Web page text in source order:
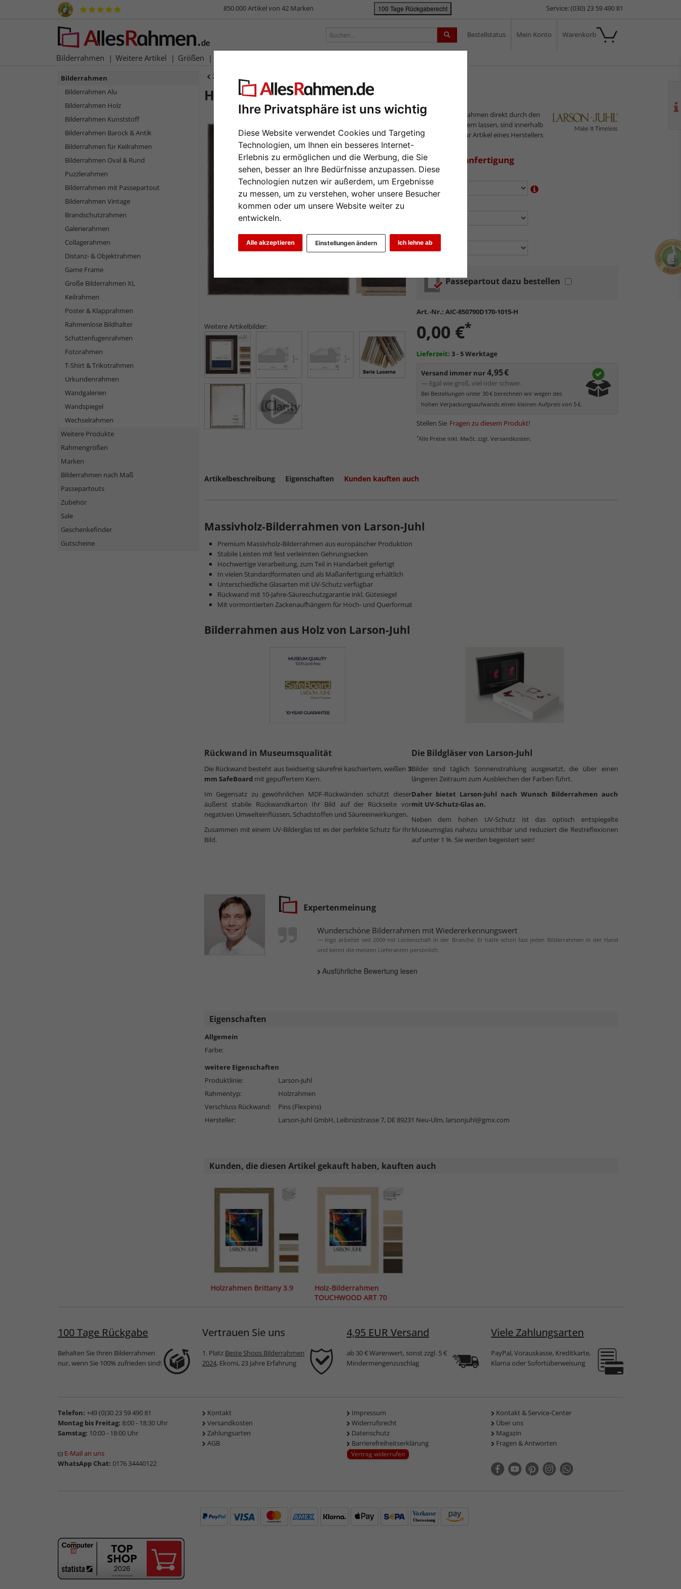
Ihre Privatsphäre ist uns wichtig
Diese Website verwendet Cookies und Targeting
Technologien, um Ihnen ein besseres Internet-
Erlebnis zu ermöglichen und die Werbung, die Sie
sehen, besser an Ihre Bedürfnisse anzupassen. Diese
Technologien nutzen wir außerdem, um Ergebnisse
zu messen, um zu verstehen, woher unsere Besucher
kommen oder um unsere Website weiter zu
entwickeln.
Alle akzeptieren Ich lehne ab
Einstellungen ändern
850.000 Artikel von 42 Marken 100 Tage Rückgaberecht Service: (030) 23 59 490 81
Bestellstatus Mein Konto Warenkorb
Bilderrahmen Weitere Artikel Größen
Zurück
Holzrahmen LUCERNE 9,3
Weitere Artikelbilder:
Da wir die Bilderrahmen direkt durch den
Hersteller ausliefern lassen, sind innerhalb
eines Auftrags nur Artikel eines Herstellers
zur Maßanfertigung
Format wählen:
Glasart wählen:
Passepartout dazu bestellen
Art.-Nr.: AIC-850790D170-1015-H
0,00 €*
Lieferzeit: 3 - 5 Werktage
Versand immer nur4,95 €
— Egal wie groß, viel oder schwer.
Bei Bestellungen unter 30 € berechnen wir wegen des
hohen Verpackungsaufwands einen kleinen Aufpreis von 5 €.
Stellen Sie Fragen zu diesem Produkt!
*Alle Preise inkl. MwSt. zzgl. Versandkosten.
Artikelbeschreibung Eigenschaften Kunden kauften auch
Massivholz-Bilderrahmen von Larson-Juhl
Premium Massivholz-Bilderrahmen aus europäischer Produktion
Stabile Leisten mit fest verleimten Gehrungsecken
Hochwertige Verarbeitung, zum Teil in Handarbeit gefertigt
In vielen Standardformaten und als Maßanfertigung erhältlich
Unterschiedliche Glasarten mit UV-Schutz verfügbar
Rückwand mit 10-Jahre-Säureschutzgarantie inkl. Gütesiegel
Mit vormontierten Zackenaufhängern für Hoch- und Querformat
Bilderrahmen aus Holz von Larson-Juhl
Rückwand in Museumsqualität
Die Rückwand besteht aus beidseitig säurefrei kaschiertem, weißen 3
mm SafeBoard mit gepuffertem Kern.
Im Gegensatz zu gewöhnlichen MDF-Rückwänden schützt dieser
äußerst stabile Rückwandkarton Ihr Bild auf der Rückseite vor
negativen Umwelteinflüssen, Schadstoffen und Säureeinwirkungen.
Zusammen mit einem UV-Bilderglas ist es der perfekte Schutz für Ihr
Bild.
Die Bildgläser von Larson-Juhl
Bilder sind täglich Sonnenstrahlung ausgesetzt, die über einen
längeren Zeitraum zum Ausbleichen der Farben führt.
Daher bietet Larson-Juhl nach Wunsch Bilderrahmen auch
mit UV-Schutz-Glas an.
Neben dem hohen UV-Schutz ist das optisch entspiegelte
Museumsglas nahezu unsichtbar und reduziert die Restreflexionen
auf unter 1 %. Sie werden begeistert sein!
Expertenmeinung
Wunderschöne Bilderrahmen mit Wiedererkennungswert
Ingo arbeitet seit 2009 mit Leidenschaft in der Branche. Er hatte schon fast jeden Bilderrahmen in der Hand
und kennt die meisten Lieferanten persönlich.
Ausführliche Bewertung lesen
Eigenschaften
Allgemein
Farbe:
weitere Eigenschaften
Produktlinie:
Larson-Juhl
Rahmentyp:
Holzrahmen
Verschluss Rückwand:
Pins (Flexpins)
Hersteller:
Larson-Juhl GmbH, Leibnizstrasse 7, DE 89231 Neu-Ulm, larsonjuhl@gmx.com
Kunden, die diesen Artikel gekauft haben, kauften auch
Holzrahmen Brittany 3.9
Holz-Bilderrahmen
TOUCHWOOD ART 70
Bilderrahmen
Bilderrahmen Alu
Bilderrahmen Holz
Bilderrahmen Kunststoff
Bilderrahmen Barock & Antik
Bilderrahmen für Keilrahmen
Bilderrahmen Oval & Rund
Puzzlerahmen
Bilderrahmen mit Passepartout
Bilderrahmen Vintage
Brandschutzrahmen
Galerierahmen
Collagerahmen
Distanz- & Objektrahmen
Game Frame
Große Bilderrahmen XL
Keilrahmen
Poster & Klapprahmen
Rahmenlose Bildhalter
Schattenfugenrahmen
Fotorahmen
T-Shirt & Trikotrahmen
Urkundenrahmen
Wandgalerien
Wandspiegel
Wechselrahmen
Weitere Produkte
Rahmengrößen
Marken
Bilderrahmen nach Maß
Passepartouts
Zubehör
Sale
Geschenkefinder
Gutscheine
100 Tage Rückgabe
Behalten Sie Ihren Bilderrahmen
nur, wenn Sie 100% zufrieden sind!
Vertrauen Sie uns
1. Platz Beste Shops Bilderrahmen
2024, Ekomi, 23 Jahre Erfahrung
4,95 EUR Versand
ab 30 € Warenwert, sonst zzgl. 5 €
Mindermengenzuschlag
Viele Zahlungsarten
PayPal, Vorauskasse, Kreditkarte,
Klarna oder Sofortüberweisung
Telefon: +49 (0)30 23 59 490 81
Montag bis Freitag: 8:00 - 18:30 Uhr
Samstag: 10:00 - 18:00 Uhr
E-Mail an uns
WhatsApp Chat: 0176 34440122
Kontakt
Versandkosten
Zahlungsarten
AGB
Impressum
Widerrufsrecht
Datenschutz
Barrierefreiheitserklärung
Vertrag widerrufen
Kontakt & Service-Center
Über uns
Magazin
Fragen & Antworten